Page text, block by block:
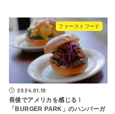
ファーストフード
2024.01.10
長後でアメリカを感じる！
「BURGER PARK」のハンバーガ